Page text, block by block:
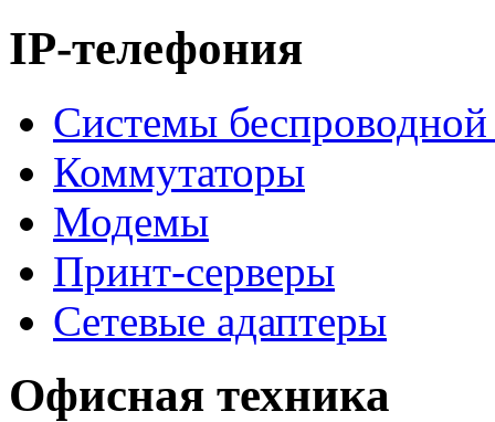
IP-телефония
Системы беспроводной
Коммутаторы
Модемы
Принт-серверы
Сетевые адаптеры
Офисная техника